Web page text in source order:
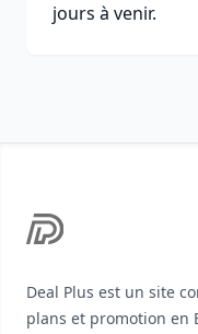
jours à venir.
Deal Plus est un site
plans et promotion en